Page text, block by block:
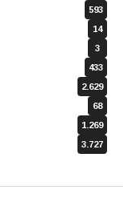
593
14
3
433
2.629
68
1.269
3.727